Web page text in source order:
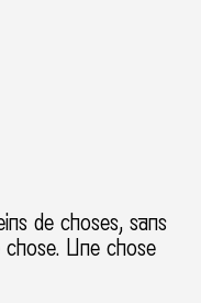
de choses, sans
Une chose